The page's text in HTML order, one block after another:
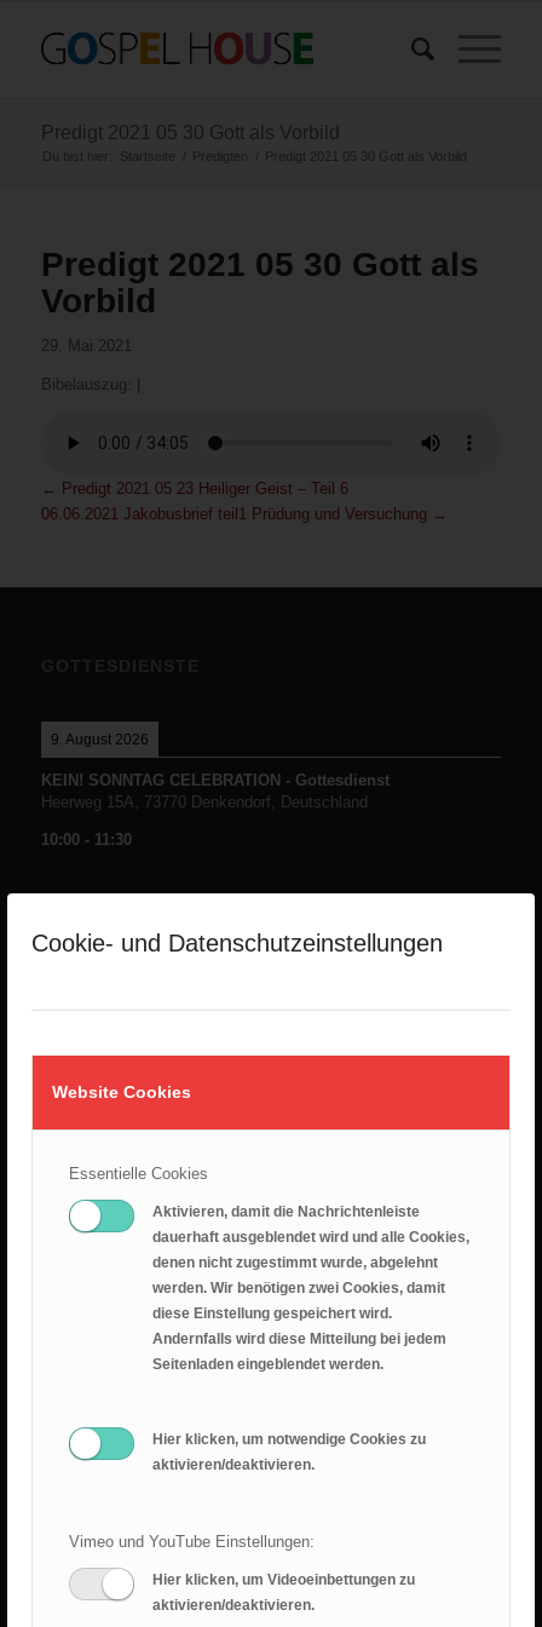
Cookie- und Datenschutzeinstellungen
Website Cookies
Essentielle Cookies
Aktivieren, damit die Nachrichtenleiste
dauerhaft ausgeblendet wird und alle Cookies,
denen nicht zugestimmt wurde, abgelehnt
werden. Wir benötigen zwei Cookies, damit
diese Einstellung gespeichert wird.
Andernfalls wird diese Mitteilung bei jedem
Seitenladen eingeblendet werden.
Hier klicken, um notwendige Cookies zu
aktivieren/deaktivieren.
Vimeo und YouTube Einstellungen:
Hier klicken, um Videoeinbettungen zu
aktivieren/deaktivieren.
Predigt 2021 05 30 Gott als Vorbild
Du bist hier: Startseite / Predigten / Predigt 2021 05 30 Gott als Vorbild
Predigt 2021 05 30 Gott als
Vorbild
29. Mai 2021
Bibelauszug:
← Predigt 2021 05 23 Heiliger Geist – Teil 6
06.06.2021 Jakobusbrief teil1 Prüdung und Versuchung →
9. August 2026
KEIN! SONNTAG CELEBRATION - Gottesdienst
Heerweg 15A, 73770 Denkendorf, Deutschland
10:00- 11:30
NEUESTE PREDIGTEN
26.07.2026 – Leid ist nicht sinnlos
25. Juli 2026
Predigt 2026.07.19 – Epheserbief Kap. 6
Epheserbrief Teil 5
RANGER BLOG